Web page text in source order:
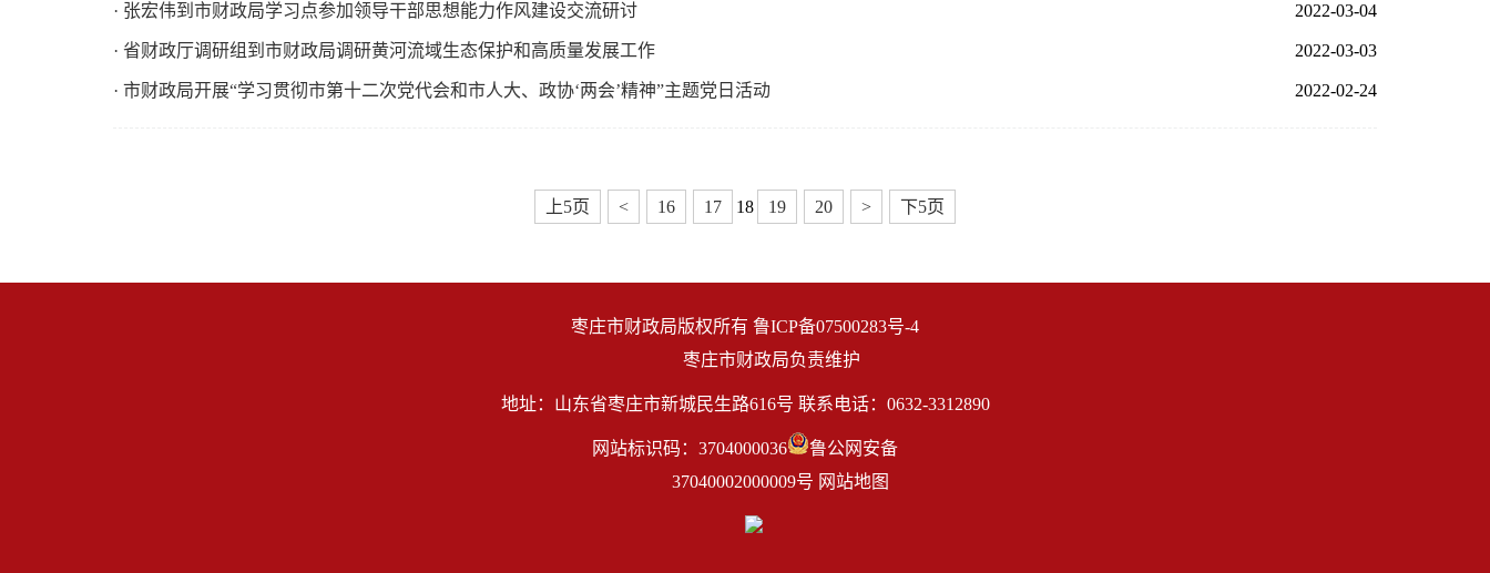
· 张宏伟到市财政局学习点参加领导干部思想能力作风建设交流研讨 2022-03-04
· 省财政厅调研组到市财政局调研黄河流域生态保护和高质量发展工作 2022-03-03
· 市财政局开展“学习贯彻市第十二次党代会和市人大、政协‘两会’精神”主题党日活动 2022-02-24
上5页 < 16 17 18 19 20 > 下5页
枣庄市财政局版权所有 鲁ICP备07500283号-4
            枣庄市财政局负责维护
地址：山东省枣庄市新城民生路616号 联系电话：0632-3312890
网站标识码：3704000036
鲁公网安备
                37040002000009号
网站地图